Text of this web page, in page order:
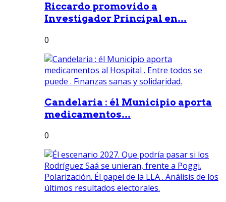
Riccardo promovido a
Investigador Principal en...
0
Candelaria : él Municipio aporta
medicamentos...
0